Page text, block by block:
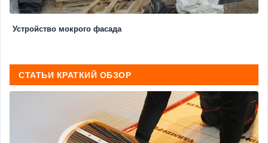
Устройство мокрого фасада
СТАТЬИ КРАТКИЙ ОБЗОР